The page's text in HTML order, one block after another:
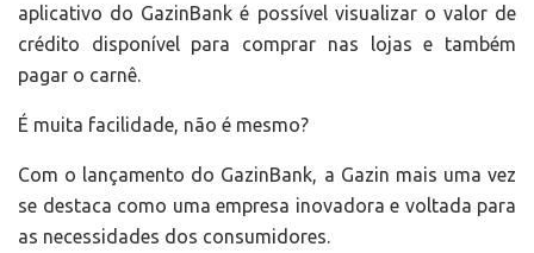
aplicativo do GazinBank é possível visualizar o valor de
crédito disponível para comprar nas lojas e também
pagar o carnê.
É muita facilidade, não é mesmo?
Com o lançamento do GazinBank, a Gazin mais uma vez
se destaca como uma empresa inovadora e voltada para
as necessidades dos consumidores.